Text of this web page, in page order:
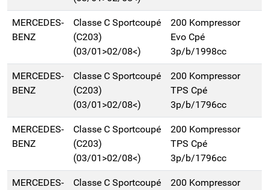
MERCEDES-
BENZ
Classe C Sportcoupé
(C203)
(03/01>02/08<)
200 Kompressor
Evo Cpé
3p/b/1998cc
MERCEDES-
BENZ
Classe C Sportcoupé
(C203)
(03/01>02/08<)
200 Kompressor
TPS Cpé
3p/b/1796cc
MERCEDES-
BENZ
Classe C Sportcoupé
(C203)
(03/01>02/08<)
200 Kompressor
TPS Cpé
3p/b/1796cc
MERCEDES-
Classe C Sportcoupé
200 Kompressor